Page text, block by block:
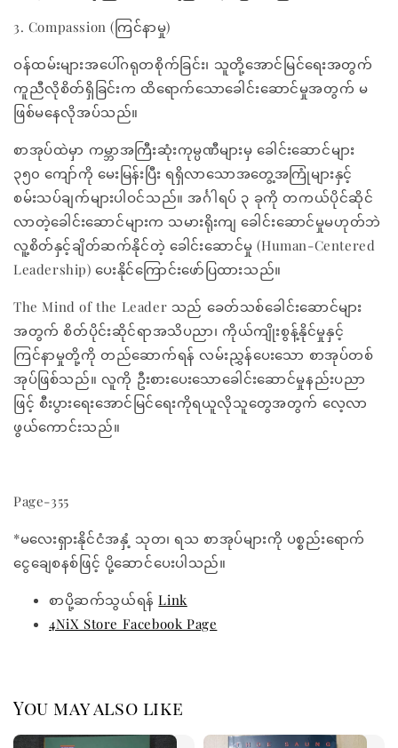
3. Compassion (ကြင်နာမှု)
ဝန်ထမ်းများအပေါ်ဂရုတစိုက်ခြင်း၊ သူတို့အောင်မြင်ရေးအတွက်
ကူညီလိုစိတ်ရှိခြင်းက ထိရောက်သောခေါင်းဆောင်မှုအတွက် မ
ဖြစ်မနေလိုအပ်သည်။
စာအုပ်ထဲမှာ ကမ္ဘာအကြီးဆုံးကုမ္ပဏီများမှ ခေါင်းဆောင်များ
၃၅၀ ကျော်ကို မေးမြန်းပြီး ရရှိလာသောအတွေ့အကြုံများနှင့်
စမ်းသပ်ချက်များပါဝင်သည်။ အင်္ဂါရပ် ၃ ခုကို တကယ်ပိုင်ဆိုင်
လာတဲ့ခေါင်းဆောင်များက သမားရိုးကျ ခေါင်းဆောင်မှုမဟုတ်ဘဲ
လူ့စိတ်နှင့်ချိတ်ဆက်နိုင်တဲ့ ခေါင်းဆောင်မှု (Human-Centered
Leadership) ပေးနိုင်ကြောင်းဖော်ပြထားသည်။
The Mind of the Leader သည် ခေတ်သစ်ခေါင်းဆောင်များ
အတွက် စိတ်ပိုင်းဆိုင်ရာအသိပညာ၊ ကိုယ်ကျိုးစွန့်နိုင်မှုနှင့်
ကြင်နာမှုတို့ကို တည်ဆောက်ရန် လမ်းညွှန်ပေးသော စာအုပ်တစ်
အုပ်ဖြစ်သည်။ လူကို ဦးစားပေးသောခေါင်းဆောင်မှုနည်းပညာ
ဖြင့် စီးပွားရေးအောင်မြင်ရေးကိုရယူလိုသူတွေအတွက် လေ့လာ
ဖွယ်ကောင်းသည်။
Page-355
*မလေးရှားနိုင်ငံအနှံ့ သုတ၊ ရသ စာအုပ်များကို ပစ္စည်းရောက်
ငွေချေစနစ်ဖြင့် ပို့ဆောင်ပေးပါသည်။
စာပို့ဆက်သွယ်ရန်Link
4NiX Store Facebook Page
You may also like